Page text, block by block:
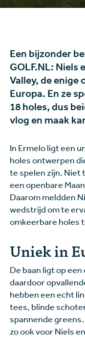
Een bijzonder
GOLF.NL: Niels
Valley, de enige
Europa. En ze
18 holes, dus
vlog en maak
In Ermelo ligt een
holes ontwerpen
te spelen zijn. Niet
een openbare
Daarom meldden
wedstrijd om te
omkeerbare holes
Uniek in
De baan ligt op
daardoor
hebben een echt
tees, blinde
spannende
zo ook voor Niels